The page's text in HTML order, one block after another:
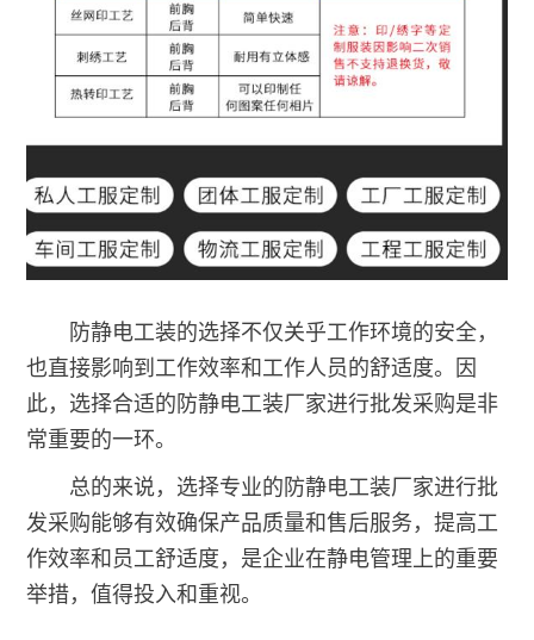
防静电工装的选择不仅关乎工作环境的安全，
也直接影响到工作效率和工作人员的舒适度。因
此，选择合适的防静电工装厂家进行批发采购是非
常重要的一环。
总的来说，选择专业的防静电工装厂家进行批
发采购能够有效确保产品质量和售后服务，提高工
作效率和员工舒适度，是企业在静电管理上的重要
举措，值得投入和重视。